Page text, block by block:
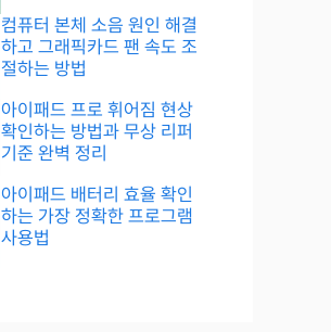
컴퓨터 본체 소음 원인 해결
하고 그래픽카드 팬 속도 조
절하는 방법
아이패드 프로 휘어짐 현상
확인하는 방법과 무상 리퍼
기준 완벽 정리
아이패드 배터리 효율 확인
하는 가장 정확한 프로그램
사용법